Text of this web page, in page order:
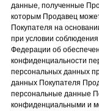
данные, полученные
которым Продавец
Покупателя на
при условии
Федерации об
конфиденциальности
персональных данных
данных Покупателя
персональные данные
конфиденциальными и